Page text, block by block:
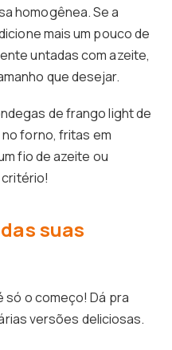
homogênea. Se a
mais um pouco de
untadas com azeite,
que desejar.
de frango light de
forno, fritas em
fio de azeite ou
critério!
suas
só o começo! Dá pra
versões deliciosas.